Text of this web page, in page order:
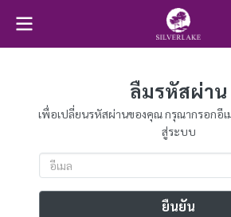
ลืมรหัสผ่าน
เพื่อเปลี่ยนรหัสผ่านของคุณ กรุณากรอกอีเ
สู่ระบบ
ยืนยัน